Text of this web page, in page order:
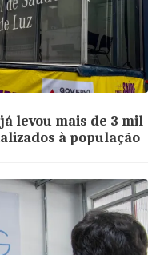
levou mais de 3 mil
à população